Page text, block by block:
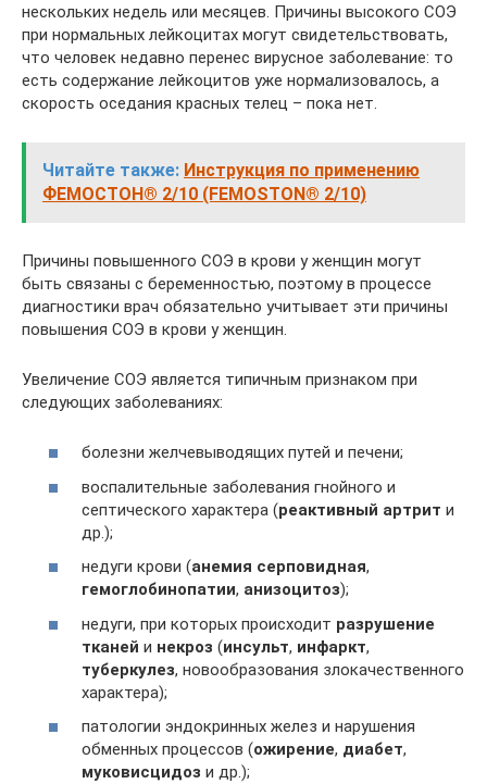
нескольких недель или месяцев. Причины высокого СОЭ
при нормальных лейкоцитах могут свидетельствовать,
что человек недавно перенес вирусное заболевание: то
есть содержание лейкоцитов уже нормализовалось, а
скорость оседания красных телец – пока нет.
Читайте также: Инструкция по применению
ФЕМОСТОН® 2/10 (FEMOSTON® 2/10)
Причины повышенного СОЭ в крови у женщин могут
быть связаны с беременностью, поэтому в процессе
диагностики врач обязательно учитывает эти причины
повышения СОЭ в крови у женщин.
Увеличение СОЭ является типичным признаком при
следующих заболеваниях:
болезни желчевыводящих путей и печени;
воспалительные заболевания гнойного и
септического характера (реактивный артрит и
др.);
недуги крови (анемия серповидная,
гемоглобинопатии, анизоцитоз);
недуги, при которых происходит разрушение
тканей и некроз (инсульт, инфаркт,
туберкулез, новообразования злокачественного
характера);
патологии эндокринных желез и нарушения
обменных процессов (ожирение, диабет,
муковисцидоз и др.);